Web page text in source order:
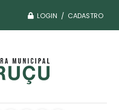
LOGIN / CADASTRO